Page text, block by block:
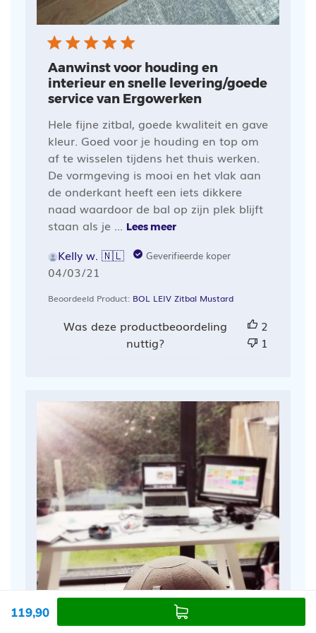
119,90
Aanwinst voor houding en
interieur en snelle levering/goede
service van Ergowerken
Hele fijne zitbal, goede kwaliteit en gave
kleur. Goed voor je houding en top om
af te wisselen tijdens het thuis werken.
De vormgeving is mooi en het vlak aan
de onderkant heeft een iets dikkere
naad waardoor de bal op zijn plek blijft
staan als je ...
Lees meer
Kelly w. 🇳🇱 Geverifieerde koper
Publicatiedatum
04/03/21
Beoordeeld Product: BOL LEIV Zitbal Mustard
Was deze productbeoordeling
nuttig?
2
1